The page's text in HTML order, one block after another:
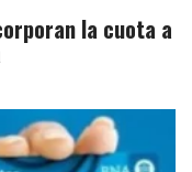
la cuota a